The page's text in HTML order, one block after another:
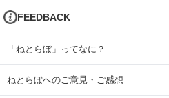
FEEDBACK
「ねとらぼ」ってなに？
ねとらぼへのご意見・ご感想